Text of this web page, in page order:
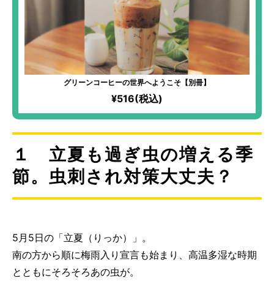
グリーンコーヒーの世界へようこそ【別冊】
¥516(税込)
１ 立夏も過ぎ虫の増える季
節。虫刺され対策大丈夫？
5月5日の「立夏（りっか）」。
南の方から順に梅雨入り宣言も始まり、高温多湿な時期
とともにそろそろあの虫が。